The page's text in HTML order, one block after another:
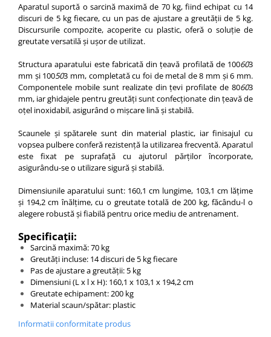
Aparatul suportă o sarcină maximă de 70 kg, fiind echipat cu 14
discuri de 5 kg fiecare, cu un pas de ajustare a greutății de 5 kg.
Discursurile compozite, acoperite cu plastic, oferă o soluție de
greutate versatilă și ușor de utilizat.
Structura aparatului este fabricată din țeavă profilată de 100603
mm și 100503 mm, completată cu foi de metal de 8 mm și 6 mm.
Componentele mobile sunt realizate din țevi profilate de 80603
mm, iar ghidajele pentru greutăți sunt confecționate din țeavă de
oțel inoxidabil, asigurând o mișcare lină și stabilă.
Scaunele și spătarele sunt din material plastic, iar finisajul cu
vopsea pulbere conferă rezistență la utilizarea frecventă. Aparatul
este fixat pe suprafață cu ajutorul părților încorporate,
asigurându-se o utilizare sigură și stabilă.
Dimensiunile aparatului sunt: 160,1 cm lungime, 103,1 cm lățime
și 194,2 cm înălțime, cu o greutate totală de 200 kg, făcându-l o
alegere robustă și fiabilă pentru orice mediu de antrenament.
Specificații:
Sarcină maximă: 70 kg
Greutăți incluse: 14 discuri de 5 kg fiecare
Pas de ajustare a greutății: 5 kg
Dimensiuni (L x l x H): 160,1 x 103,1 x 194,2 cm
Greutate echipament: 200 kg
Material scaun/spătar: plastic
Informatii conformitate produs